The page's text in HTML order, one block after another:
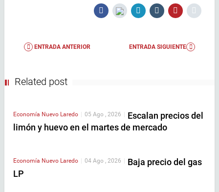
ENTRADA ANTERIOR ENTRADA SIGUIENTE
Related post
Economía Nuevo Laredo 05 Ago , 2026
Escalan precios del
limón y huevo en el martes de mercado
Economía Nuevo Laredo | 04 Ago , 2026 | Baja precio del gas
LP